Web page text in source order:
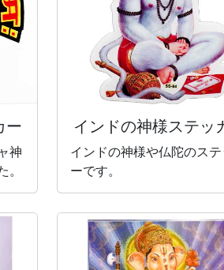
ー
神
インドの神様ステッ
インドの神様や仏陀のス
ーです。